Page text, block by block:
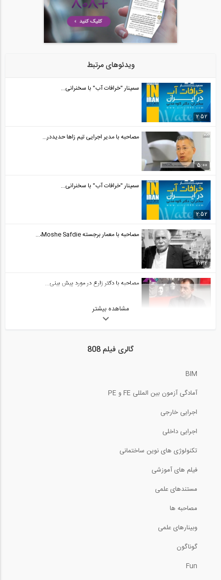
ویدئوهای مرتبط
2:52
سمینار "خرافات آب" با سخنرانی...
5:00
مصاحبه با مدیر اجرایی تیم زاها حدیددر...
2:52
سمینار "خرافات آب" با سخنرانی...
7:32
مصاحبه با معمار برجسته Moshe Safdie،...
مصاحبه با دکتر زارع در مورد پیش بینی...
مشاهده بیشتر
گالری فیلم 808
BIM
آمادگی آزمون بین المللی FE و PE
اجرایی خارجی
اجرایی داخلی
تکنولوژی های نوین ساختمانی
فیلم های آموزشی
مستندهای علمی
مصاحبه ها
وبینارهای علمی
گوناگون
Fun